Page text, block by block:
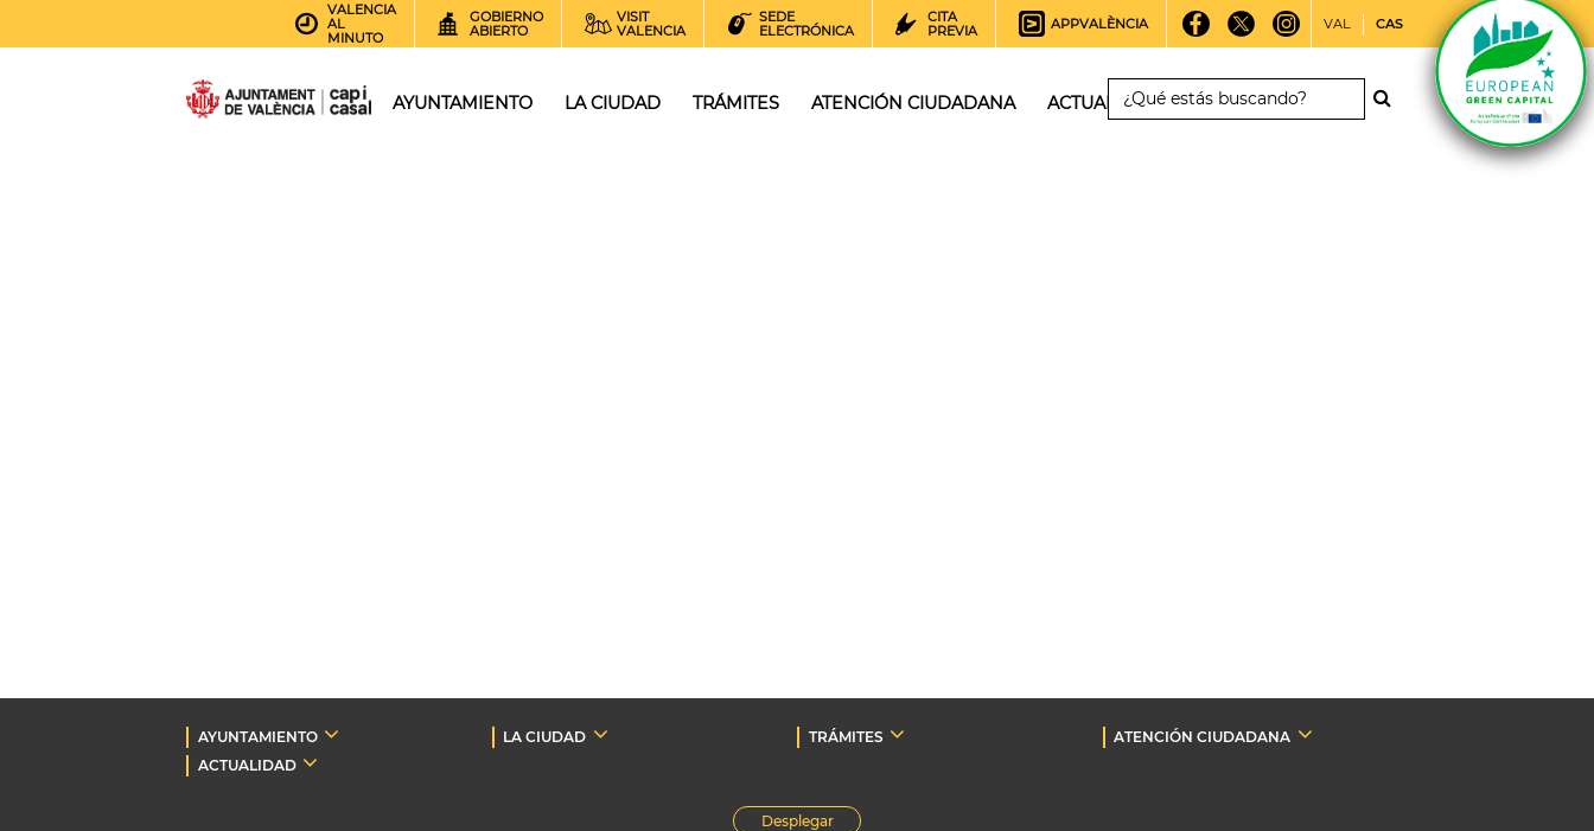
VALENCIA
AL
MINUTO
GOBIERNO
ABIERTO
VISIT
VALENCIA
SEDE
ELECTRÓNICA
CITA
PREVIA
APPVALÈNCIA VAL CAS
AYUNTAMIENTO LA CIUDAD TRÁMITES ATENCIÓN CIUDADANA ACTUALIDAD
AYUNTAMIENTO LA CIUDAD TRÁMITES
ATENCIÓN CIUDADANA
ACTUALIDAD
Desplegar